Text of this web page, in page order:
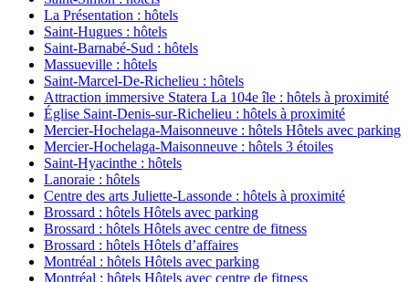
La Présentation : hôtels
Saint-Hugues : hôtels
Saint-Barnabé-Sud : hôtels
Massueville : hôtels
Saint-Marcel-De-Richelieu : hôtels
Attraction immersive Statera La 104e île : hôtels à proximité
Église Saint-Denis-sur-Richelieu : hôtels à proximité
Mercier-Hochelaga-Maisonneuve : hôtels Hôtels avec parking
Mercier-Hochelaga-Maisonneuve : hôtels 3 étoiles
Saint-Hyacinthe : hôtels
Lanoraie : hôtels
Centre des arts Juliette-Lassonde : hôtels à proximité
Brossard : hôtels Hôtels avec parking
Brossard : hôtels Hôtels avec centre de fitness
Brossard : hôtels Hôtels d’affaires
Montréal : hôtels Hôtels avec parking
Montréal : hôtels Hôtels avec centre de fitness